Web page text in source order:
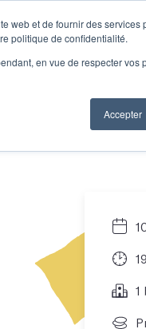
web et de fournir des
politique de confidentialité.
en vue de respecter vos
Accepter
Se
1